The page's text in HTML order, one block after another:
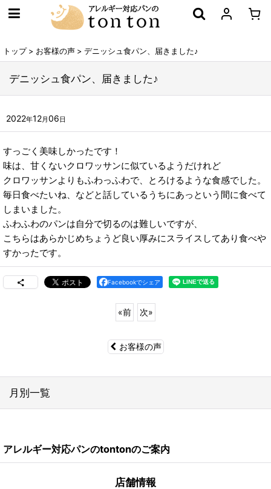
トップ > お客様の声 > デニッシュ食パン、届きました♪
デニッシュ食パン、届きました♪
2022年12月 06 日
すっごく美味しかったです！
味は、甘くないクロワッサンに似ているようだけれど
クロワッサンよりもふわっふわで、とろけるような食感でした。
毎日食べたいね、などと話しているうちにあっという間に食べて
しまいました。
ふわふわのパンは自分で切るのは難しいですが、
こちらはあらかじめちょうど良い厚みにスライスしてあり食べや
すかったです。
Facebookでシェア
«前 次»
お客様の声
月別一覧
2024年
アレルギー対応パンのtontonのご案内
店舗情報